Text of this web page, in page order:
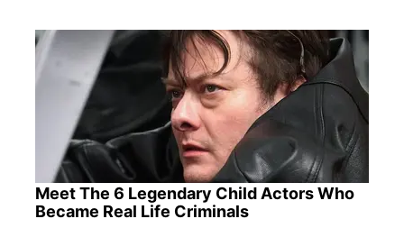
Meet The 6 Legendary Child Actors Who
Became Real Life Criminals